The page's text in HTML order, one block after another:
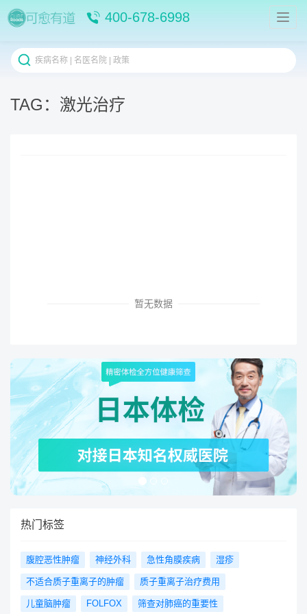
400-678-6998
TAG：激光治疗
暂无数据
热门标签
腹腔恶性肿瘤 神经外科 急性角膜疾病 湿疹
不适合质子重离子的肿瘤 质子重离子治疗费用
儿童脑肿瘤 FOLFOX 筛查对肺癌的重要性